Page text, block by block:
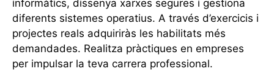
informàtics, dissenya xarxes segures i gestiona
diferents sistemes operatius. A través d’exercicis i
projectes reals adquiriràs les habilitats més
demandades. Realitza pràctiques en empreses
per impulsar la teva carrera professional.